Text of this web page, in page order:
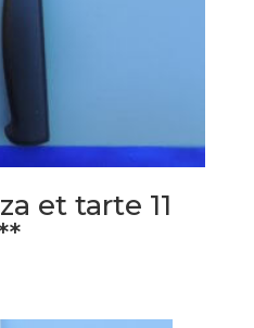
et tarte 11